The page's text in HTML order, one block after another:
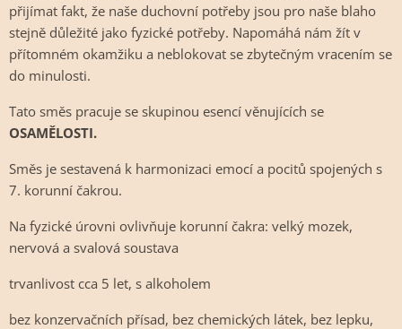
přijímat fakt, že naše duchovní potřeby jsou pro naše blaho
stejně důležité jako fyzické potřeby. Napomáhá nám žít v
přítomném okamžiku a neblokovat se zbytečným vracením se
do minulosti.
Tato směs pracuje se skupinou esencí věnujících se
OSAMĚLOSTI.
Směs je sestavená k harmonizaci emocí a pocitů spojených s
7. korunní čakrou.
Na fyzické úrovni ovlivňuje korunní čakra: velký mozek,
nervová a svalová soustava
trvanlivost cca 5 let, s alkoholem
bez konzervačních přísad, bez chemických látek, bez lepku,